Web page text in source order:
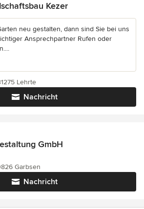
Kezer
neu gestalten, dann sind Sie bei uns
Ansprechpartner Rufen oder
Nachricht
Lehrte
GmbH
Nachricht
Garbsen